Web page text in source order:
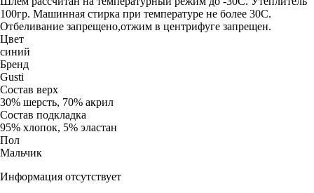
100гр. Машинная стирка при температуре не более 30С.
Отбеливание запрещено,отжим в центрифуге запрещен.
Цвет
синий
Бренд
Gusti
Состав верх
30% шерсть, 70% акрил
Состав подкладка
95% хлопок, 5% эластан
Пол
Мальчик
Информация отсутствует